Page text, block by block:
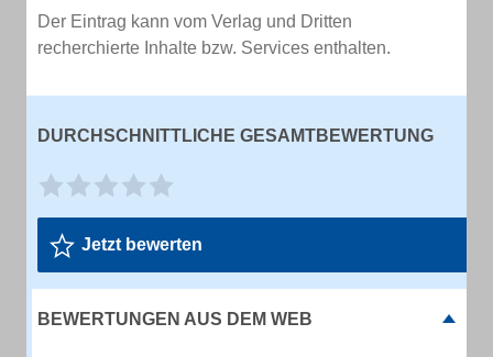
Der Eintrag kann vom Verlag und Dritten
recherchierte Inhalte bzw. Services enthalten.
DURCHSCHNITTLICHE GESAMTBEWERTUNG
Jetzt bewerten
BEWERTUNGEN AUS DEM WEB